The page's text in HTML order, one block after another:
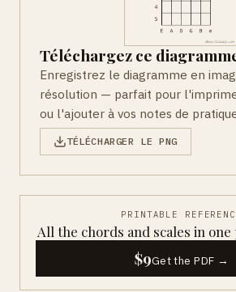
Téléchargez ce
Enregistrez le diagramme en
résolution — parfait pour
ou l'ajouter à vos notes de
TÉLÉCHARGER LE PNG
PRINTABLE
All the chords and scales in
$9Get the PDF →